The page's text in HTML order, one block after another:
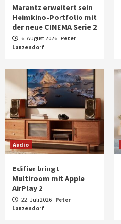
Marantz erweitert sein
Heimkino-Portfolio mit
der neue CINEMA Serie 2
6. August 2026 Peter
Lanzendorf
Audio
Edifier bringt
Multiroom mit Apple
AirPlay 2
22. Juli 2026 Peter
Lanzendorf